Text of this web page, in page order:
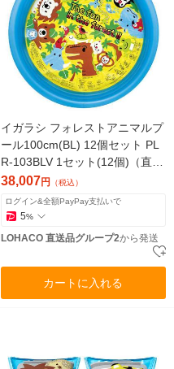
イガラシ フォレストアニマルプ
ール100cm(BL) 12個セット PL
R-103BLV 1セット(12個)（直送
品）
38,007円 （税込）
ログイン&全額PayPay支払いで
5%
LOHACO 直送品グループ2から発送
カートに入れる